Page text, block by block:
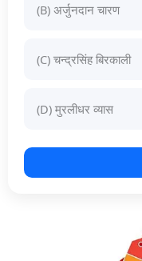
(B) अर्जुनदान चारण
(C) चन्द्रसिंह बिरकाली
(D) मुरलीधर व्यास